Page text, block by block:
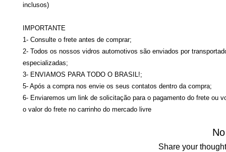
inclusos)
IMPORTANTE
1- Consulte o frete antes de comprar;
2- Todos os nossos vidros automotivos são enviados por
especializadas;
3- ENVIAMOS PARA TODO O BRASIL!;
5- Após a compra nos envie os seus contatos dentro da compra;
6- Enviaremos um link de solicitação para o pagamento do frete ou
o valor do frete no carrinho do mercado livre
Share your